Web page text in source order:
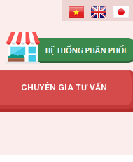
CHUYÊN GIA TƯ VẤN